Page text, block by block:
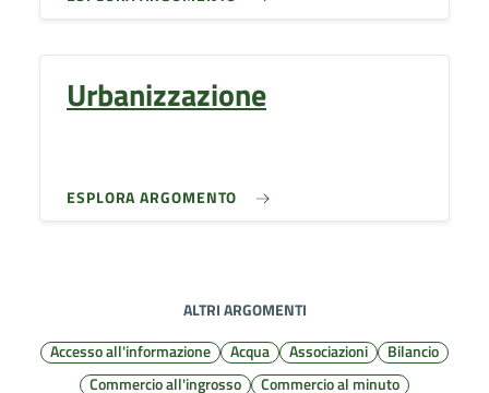
Urbanizzazione
ESPLORA ARGOMENTO
ALTRI ARGOMENTI
Accesso all'informazione
Acqua Associazioni
Bilancio
Commercio all'ingrosso
Commercio al minuto